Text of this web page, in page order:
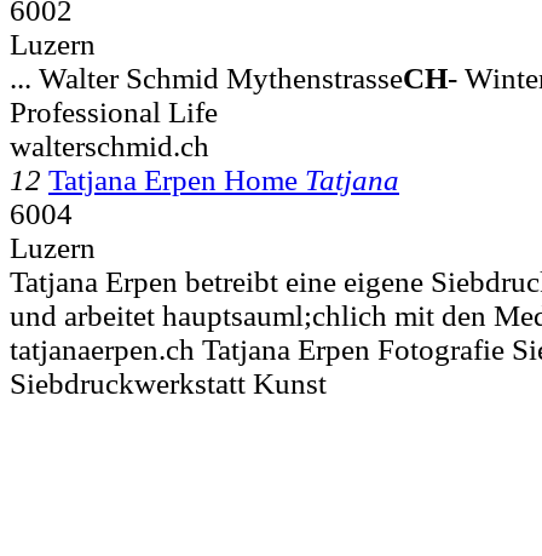
6002
Luzern
... Walter Schmid MythenstrasseCH-
Professional Life
walterschmid.ch
12 Tatjana Erpen Home Tatjana
6004
Luzern
Tatjana Erpen betreibt eine eigene
und arbeitet hauptsauml;chlich mit den
tatjanaerpen.ch Tatjana Erpen Fotografie
Siebdruckwerkstatt Kunst